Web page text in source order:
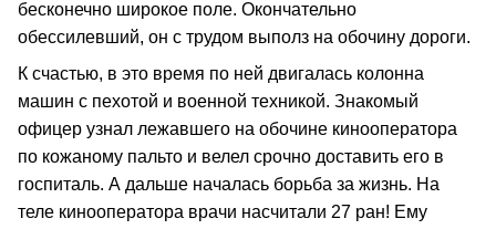
бесконечно широкое поле. Окончательно
обессилевший, он с трудом выполз на обочину дороги.
К счастью, в это время по ней двигалась колонна
машин с пехотой и военной техникой. Знакомый
офицер узнал лежавшего на обочине кинооператора
по кожаному пальто и велел срочно доставить его в
госпиталь. А дальше началась борьба за жизнь. На
теле кинооператора врачи насчитали 27 ран! Ему